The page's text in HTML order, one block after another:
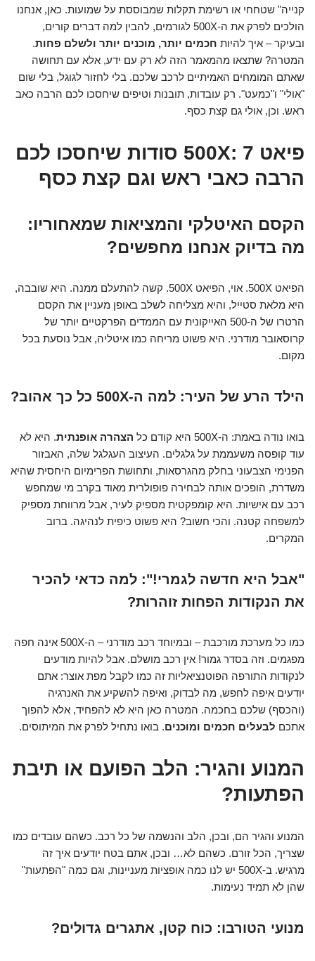
קנייה" שטחחי או רשימת תקלות שמבוססת על שמועות. כאן, אנחנו
הולכים לפרק את ה-500X לגורמים, להבין למה דברים קורים,
ובעיקר – איך להיות חכמים יותר, מוכנים יותר ולשלם פחות.
המטרה? שתצאו מהמאמר הזה לא רק עם ידע, אלא עם תחושה
שאתם המומחים האמיתיים לרכב שלכם. בלי לחזור לגוגל, בלי שום
"אולי" ו"כמעט". רק עובדות, תובנות וטיפים שיחסכו לכם הרבה כאב
ראש. וכן, אולי גם קצת כסף.
פיאט 500X: 7 סודות שיחסכו לכם
הרבה כאבי ראש וגם קצת כסף
הקסם האיטלקי והמציאות שמאחוריו:
מה בדיוק אנחנו מחפשים?
הפיאט 500X. אוי, הפיאט 500X. קשה להתעלם ממנה. היא שובבה,
היא מלאת סטייל, והיא מצליחה לשלב באופן מעניין את הקסם
הרטרו של ה-500 האייקונית עם הממדים הפרקטיים יותר של
קרוסאובר מודרני. היא פשוט מריחה כמו איטליה, אבל נוסעת בכל
מקום.
הילד הרע של העיר: למה ה-500X כל כך אהוב?
בואו נודה באמת: ה-500X היא קודם כל הצהרה אופנתית. היא לא
עוד קופסה משעממת על גלגלים. העיצוב העגלגל שלה, האבזור
הפנימי הצבעוני בחלק מהגרסאות, ותחושת הפרימיום היחסית שהיא
משדרת, הופכים אותה לבחירה פופולרית מאוד בקרב מי שמחפש
רכב עם אישיות. היא קומפקטית מספיק לעיר, אבל מרווחת מספיק
למשפחה קטנה. והכי חשוב? היא פשוט כיפית לנהיגה. ברוב
המקרים.
"אבל היא חדשה לגמרי!": למה כדאי להכיר
את הנקודות הפחות זוהרות?
כמו כל מערכת מורכבת – ובמיוחד רכב מודרני – ה-500X אינה חפה
מפגמים. וזה בסדר גמור! אין רכב מושלם. אבל להיות מודעים
לנקודות התורפה הפוטנציאליות זה כמו לקבל מפת אוצר: אתם
יודעים איפה לחפש, מה לבדוק, ואיפה להשקיע את האנרגיה
(והכסף) שלכם בחכמה. המטרה כאן היא לא להפחיד, אלא להפוך
אתכם לבעלים חכמים ומוכנים. בואו נתחיל לפרק את המיתוסים.
המנוע והגיר: הלב הפועם או תיבת
הפתעות?
המנוע והגיר הם, ובכן, הלב והנשמה של כל רכב. כשהם עובדים כמו
שצריך, הכל זורם. כשהם לא… ובכן, אתם בטח יודעים איך זה
מרגיש. ב-500X יש לנו כמה אופציות מעניינות, וגם כמה "הפתעות"
שהן לא תמיד נעימות.
מנועי הטורבו: כוח קטן, אתגרים גדולים?